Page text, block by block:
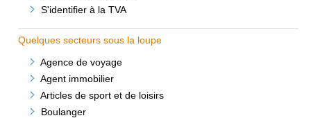
S'identifier à la TVA
Quelques secteurs sous la loupe
Agence de voyage
Agent immobilier
Articles de sport et de loisirs
Boulanger